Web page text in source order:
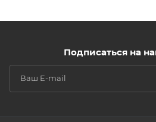
Подписаться на